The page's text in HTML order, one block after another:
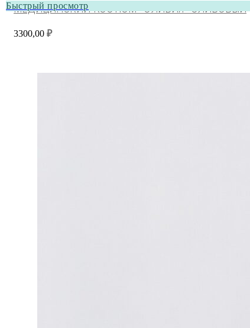
Быстрый просмотр
МЕДИЦИНСКИЙ КОСТЮМ “ОЛИВИЯ” СЛИВОВЫЙ
3300,00 ₽